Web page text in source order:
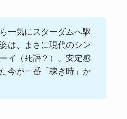
一気にスターダムへ駆
は、まさに現代のシン
イ（死語？）。安定感
今が一番「稼ぎ時」か